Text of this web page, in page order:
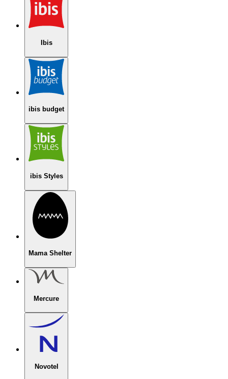
Ibis
ibis budget
ibis Styles
Mama Shelter
Mercure
Novotel